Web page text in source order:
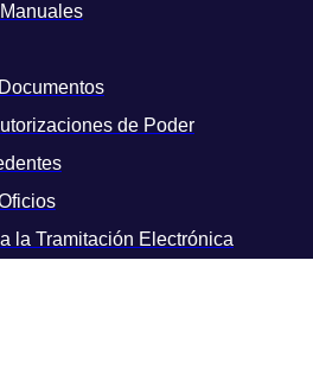
de Poder
la Tramitación Electrónica